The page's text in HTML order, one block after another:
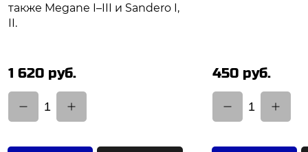
также Megane I–III и Sandero I,
II.
1 620 руб.
1
450 руб.
1